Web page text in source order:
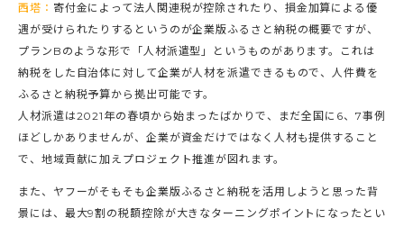
西塔： 寄付金によって法人関連税が控除されたり、損金加算による優
遇が受けられたりするというのが企業版ふるさと納税の概要ですが、
プランBのような形で「人材派遣型」というものがあります。これは
納税をした自治体に対して企業が人材を派遣できるもので、人件費を
ふるさと納税予算から拠出可能です。
人材派遣は2021年の春頃から始まったばかりで、まだ全国に6、7事例
ほどしかありませんが、企業が資金だけではなく人材も提供すること
で、地域貢献に加えプロジェクト推進が図れます。
また、ヤフーがそもそも企業版ふるさと納税を活用しようと思った背
景には、最大9割の税額控除が大きなターニングポイントになったとい